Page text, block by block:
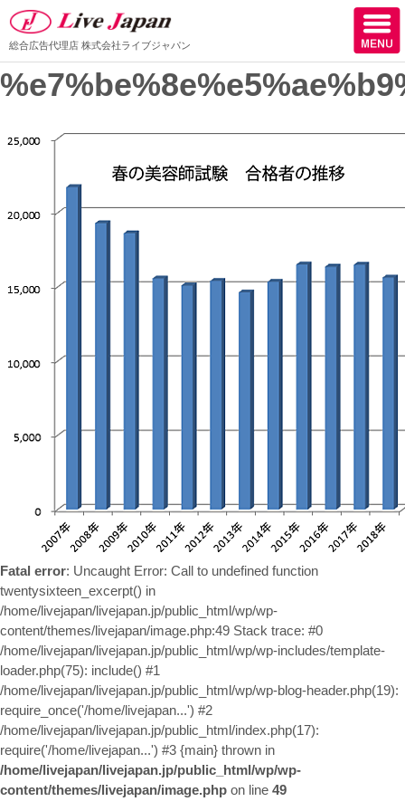
ホーム
サロン様からの声
総合広告代理店 株式会社ライブジャパン
Fatal error: Uncaught Error: Call to undefined function
twentysixteen_excerpt() in
/home/livejapan/livejapan.jp/public_html/wp/wp-
content/themes/livejapan/image.php:49 Stack trace: #0
/home/livejapan/livejapan.jp/public_html/wp/wp-includes/template-
loader.php(75): include() #1
/home/livejapan/livejapan.jp/public_html/wp/wp-blog-header.php(19):
require_once('/home/livejapan...') #2
/home/livejapan/livejapan.jp/public_html/index.php(17):
require('/home/livejapan...') #3 {main} thrown in
/home/livejapan/livejapan.jp/public_html/wp/wp-
content/themes/livejapan/image.php on line 49